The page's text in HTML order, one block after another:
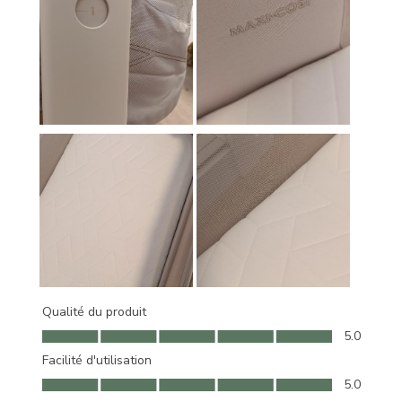
Qualité du produit
Qualité du produit, 5.0 sur 5
5.0
Facilité d'utilisation
Facilité d'utilisation, 5.0 sur 5
5.0